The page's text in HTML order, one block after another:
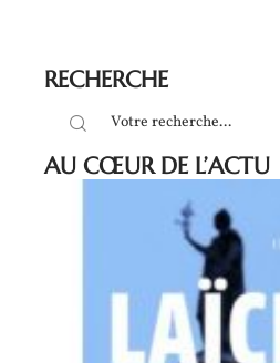
RECHERCHE
AU CŒUR DE L’ACTU